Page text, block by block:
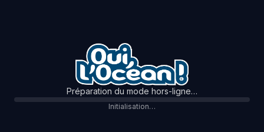
Préparation du mode hors-ligne…
Initialisation…